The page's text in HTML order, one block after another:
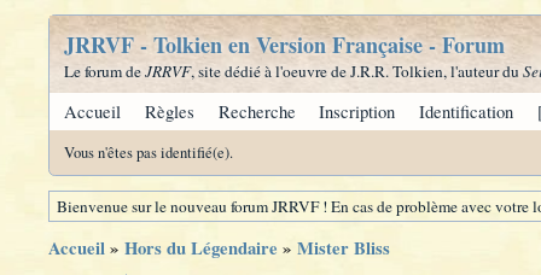
JRRVF - Tolkien en Version Française - Forum
Le forum deJRRVF, site dédié à l'oeuvre de J.R.R. Tolkien, l'auteur du
Accueil Règles Recherche Inscription Identification
Vous n'êtes pas identifié(e).
Bienvenue sur le nouveau forum JRRVF ! En cas de problème avec
Accueil» Hors du Légendaire » Mister Bliss